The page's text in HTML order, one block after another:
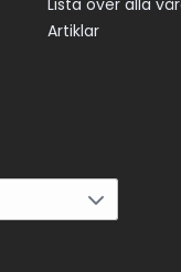
Lista över alla
Artiklar